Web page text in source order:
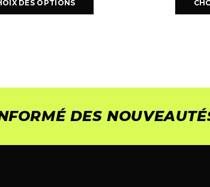
DES OPTIONS
DES